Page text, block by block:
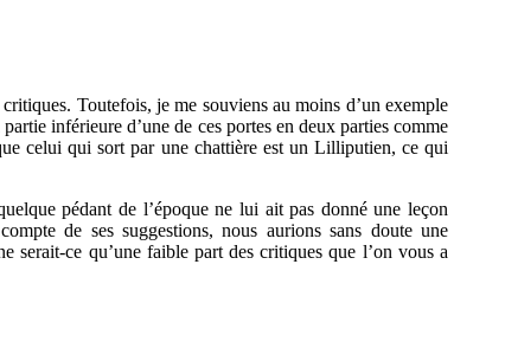
Toutefois, je me souviens au moins d’un exemple
inférieure d’une de ces portes en deux parties comme
celui qui sort par une chattière est un Lilliputien, ce qui
pédant de l’époque ne lui ait pas donné une leçon
de ses suggestions, nous aurions sans doute une
ce qu’une faible part des critiques que l’on vous a